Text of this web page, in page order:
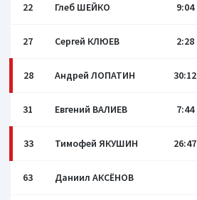
22 Глеб ШЕЙКО 9:04
27 Сергей КЛЮЕВ 2:28
28 Андрей ЛОПАТИН 30:12
31 Евгений ВАЛИЕВ 7:44
33 Тимофей ЯКУШИН 26:47
63 Даниил АКСЁНОВ